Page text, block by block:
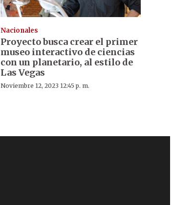
Nacionales
Proyecto busca crear el primer
museo interactivo de ciencias
con un planetario, al estilo de
Las Vegas
Noviembre 12, 2023 12:45 p. m.